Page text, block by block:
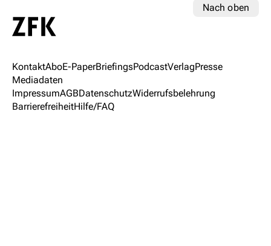
Nach oben
KontaktAboE-PaperBriefingsPodcastVerlagPresse
Mediadaten
ImpressumAGBDatenschutzWiderrufsbelehrung
BarrierefreiheitHilfe/FAQ